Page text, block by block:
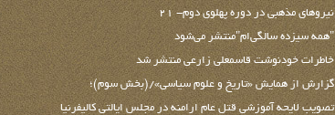
نیروهای مذهبی در دوره پهلوی دوم- ۲۱
"همه سیزده سالگی‌ام"منتشر می‌شود
خاطرات خودنوشت قاسمعلی زارعی منتشر شد
گزارش از همایش «تاریخ و علوم سیاسی»/(بخش سوم)؛
تصویب لایحه آموزشی قتل عام ارامنه در مجلس ایالتی کالیفرنیا